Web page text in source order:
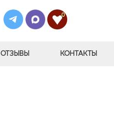
0
ОТЗЫВЫ КОНТАКТЫ